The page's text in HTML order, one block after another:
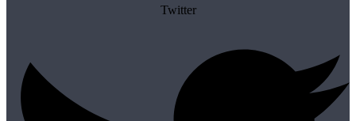
Twitter